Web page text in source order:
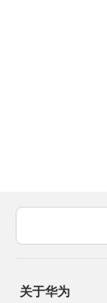
关于华为